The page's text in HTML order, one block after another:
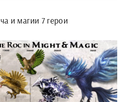
и магии 7 герои